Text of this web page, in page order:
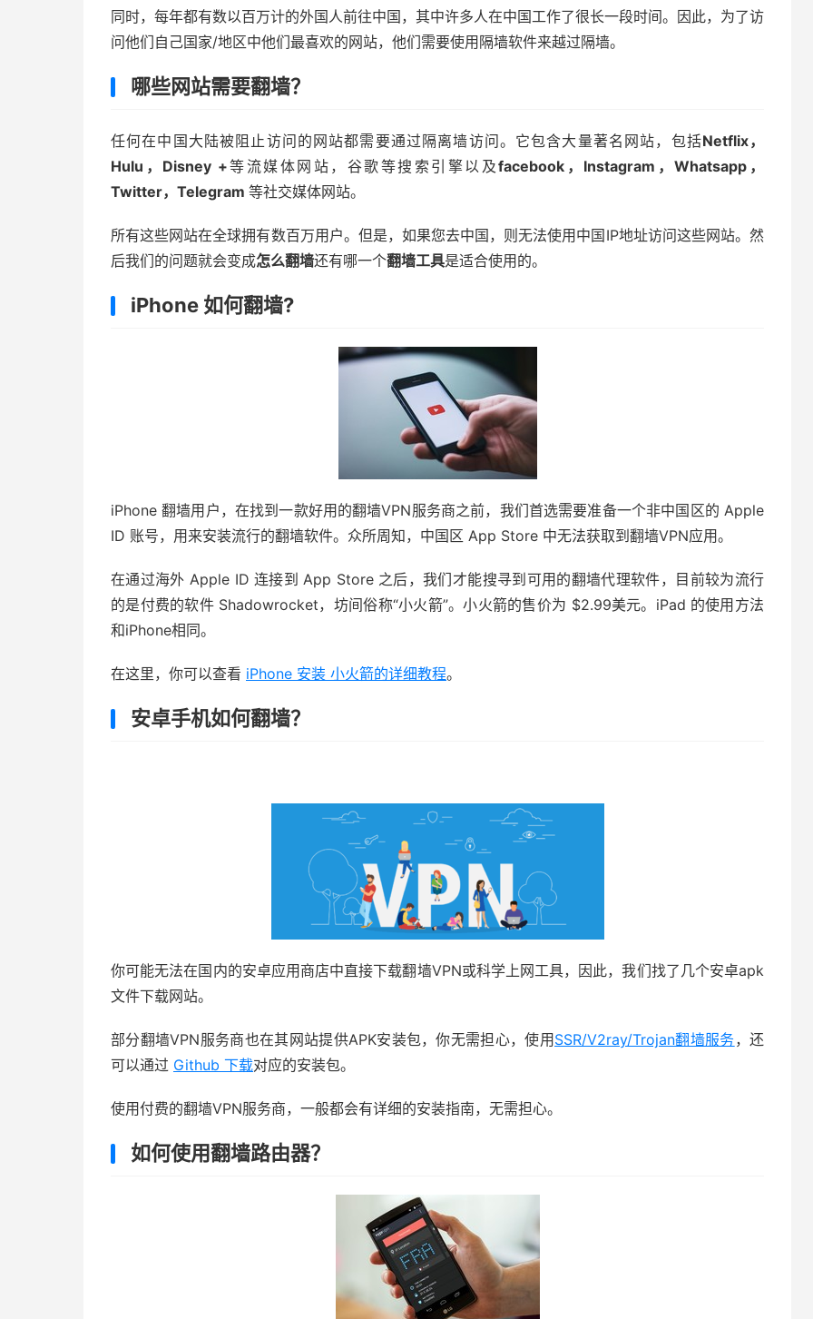
同时，每年都有数以百万计的外国人前往中国，其中许多人在中国工作了很长一段时间。因此，为了访
问他们自己国家/地区中他们最喜欢的网站，他们需要使用隔墙软件来越过隔墙。
哪些网站需要翻墙？
任何在中国大陆被阻止访问的网站都需要通过隔离墙访问。它包含大量著名网站，包括Netflix，
Hulu，Disney +等流媒体网站，谷歌等搜索引擎以及facebook，Instagram，Whatsapp，
Twitter，Telegram 等社交媒体网站。
所有这些网站在全球拥有数百万用户。但是，如果您去中国，则无法使用中国IP地址访问这些网站。然
后我们的问题就会变成怎么翻墙还有哪一个翻墙工具是适合使用的。
iPhone 如何翻墙?
iPhone 翻墙用户，在找到一款好用的翻墙VPN服务商之前，我们首选需要准备一个非中国区的 Apple
ID 账号，用来安装流行的翻墙软件。众所周知，中国区 App Store 中无法获取到翻墙VPN应用。
在通过海外 Apple ID 连接到 App Store 之后，我们才能搜寻到可用的翻墙代理软件，目前较为流行
的是付费的软件 Shadowrocket，坊间俗称“小火箭”。小火箭的售价为 $2.99美元。iPad 的使用方法
和iPhone相同。
在这里，你可以查看 iPhone 安装 小火箭的详细教程。
安卓手机如何翻墙？
你可能无法在国内的安卓应用商店中直接下载翻墙VPN或科学上网工具，因此，我们找了几个安卓apk
文件下载网站。
部分翻墙VPN服务商也在其网站提供APK安装包，你无需担心，使用SSR/V2ray/Trojan翻墙服务，还
可以通过 Github 下载对应的安装包。
使用付费的翻墙VPN服务商，一般都会有详细的安装指南，无需担心。
如何使用翻墙路由器？